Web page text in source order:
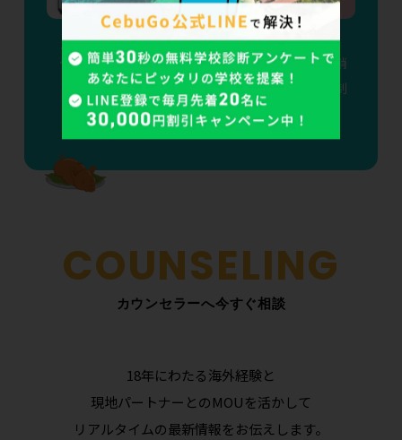
3rd
その他 渡航準備 語学学習
アメリカ学生ビザから「期限なし」が消
える——2026年9月15日、F-1ビザD/S制
度廃止で変わる7つのポイント
カウンセラーへ今すぐ相談
18年にわたる海外経験と
現地パートナーとのMOUを活かして
リアルタイムの最新情報をお伝えします。